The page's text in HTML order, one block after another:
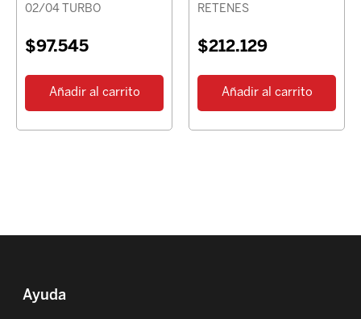
02/04 TURBO
$97.545
Añadir al carrito
RETENES
$212.129
Añadir al carrito
Ayuda